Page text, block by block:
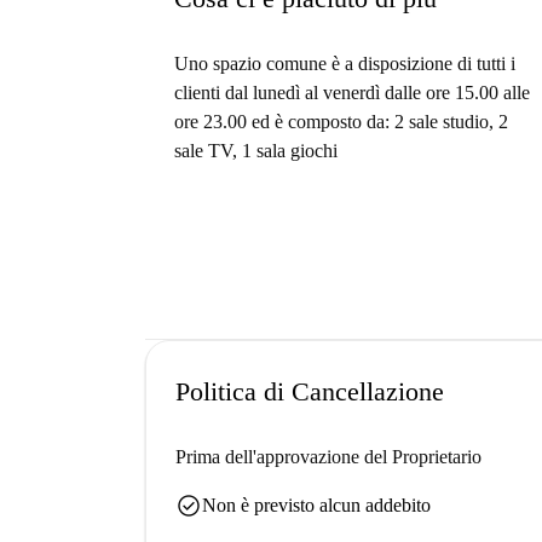
Uno spazio comune è a disposizione di tutti i
clienti dal lunedì al venerdì dalle ore 15.00 alle
ore 23.00 ed è composto da: 2 sale studio, ⁠2
sale TV, 1 sala giochi
Politica di Cancellazione
Prima dell'approvazione del Proprietario
check_circleNon è previsto alcun addebito